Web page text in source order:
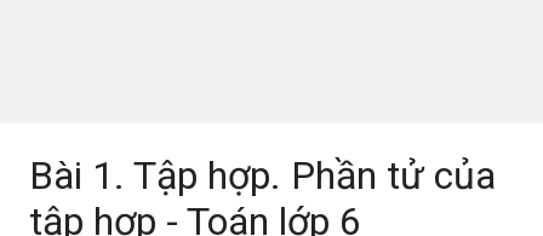
Bài 1. Tập hợp. Phần tử của
tập hợp - Toán lớp 6